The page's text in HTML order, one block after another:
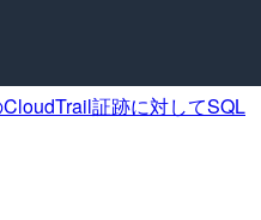
証跡に対してSQL